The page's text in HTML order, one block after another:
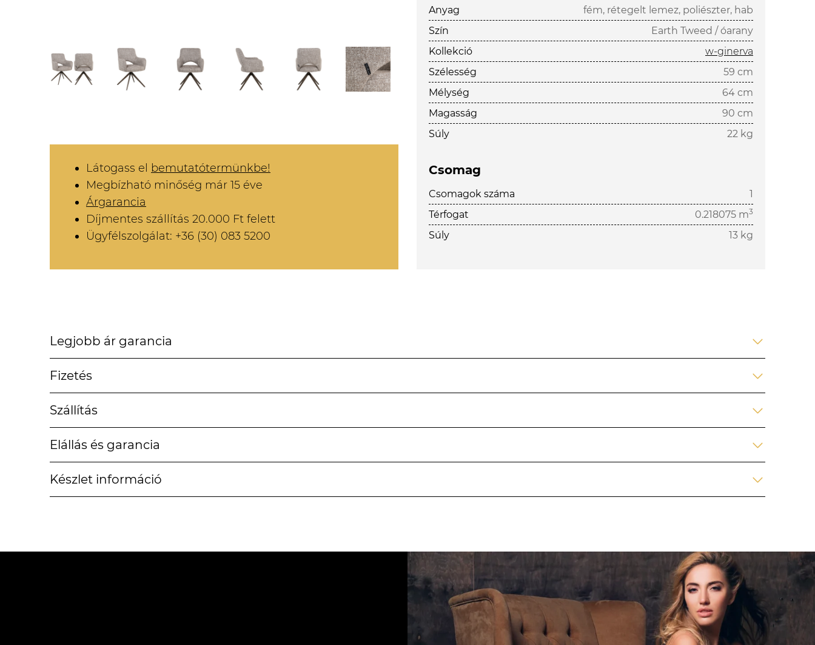
Látogass el bemutatótermünkbe!
Megbízható minőség már 15 éve
Árgarancia
Díjmentes szállítás 20.000 Ft felett
Ügyfélszolgálat: +36 (30) 083 5200
Anyag
fém, rétegelt lemez, poliészter, hab
Szín
Earth Tweed / óarany
Kollekció
w-ginerva
Szélesség
59 cm
Mélység
64 cm
Magasság
90 cm
Súly
22 kg
Csomag
Csomagok száma
1
Térfogat
0.218075 m3
Súly 13 kg
Legjobb ár garancia
Fizetés
Szállítás
Elállás és garancia
Készlet információ